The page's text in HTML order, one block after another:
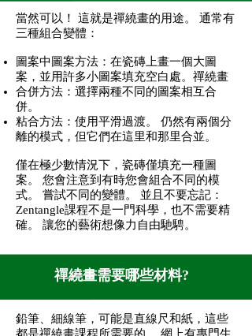
當然可以！ 這就是禪繞畫的用途。 通常有
三種組合變體：
圖案中圖案方法：在瓷磚上畫一個大圖
案，並用許多小圖案填充空白處。禪繞畫
合併方法：選擇兩種不同的圖案相互合
併。
粘合方法：使用平滑過渡。 仍然有兩個分
離的模式，但它們在這里和那里合並。
僅在極少數情況下，瓷磚僅填充一種圖
案。 您會注意到有時您會組合不同的模
式。 嘗試不同的變體。 並且不要忘記：
Zentangle課程不是一門科學，也不需要精
確。 讓您的藝術想像力自由馳騁。
禪繞畫需要哪些材料?
鉛筆、細線筆，可能是直線尺和紙，這些